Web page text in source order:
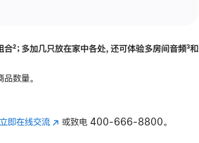
合脚
²；多加几只放在家中各处，还可体验多‍房‍间音频脚
³和
数量。
立即在线交流(在 或致电 400-666-8800。